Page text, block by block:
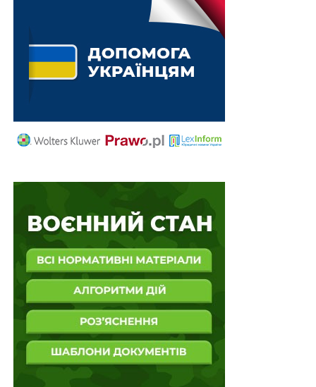
другою зазначеної статті Закону передбачено, що
виконавець зобов’язаний зняти арешт з коштів на
рахунку боржника не пізніше наступного робочого
дня, з дня надходження від банку документів, які
підтверджують, що на кошти, які знаходяться на
не передбачено заборони щодо звернення стягнення
на кошти військовослужбовців. Також повідомляємо,
що збільшення кількості звернень з питань
накладення арешту на кошти боржників та зняття
арешту з коштів на рахунках боржників, спричинено
прийняттям 11.04.2023 р. Верховною Радою України
Закону України№ 3048-ІХ«Про внесення змін до
деяких законів України щодо окремих особливостей
організації примусового виконання судових рішень і
рішень інших органів під час дії воєнного стану» (далі
– Закон № 3048-ІХ) (набрав чинності 06.05.2023 р.),